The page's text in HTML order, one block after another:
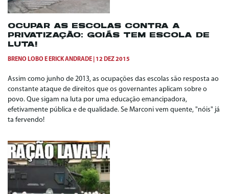
OCUPAR AS ESCOLAS CONTRA A
PRIVATIZAÇÃO: GOIÁS TEM ESCOLA DE
LUTA!
BRENO LOBO E ERICK ANDRADE 12 DEZ 2015
Assim como junho de 2013, as ocupações das escolas são resposta ao
constante ataque de direitos que os governantes aplicam sobre o
povo. Que sigam na luta por uma educação emancipadora,
efetivamente pública e de qualidade. Se Marconi vem quente, "nóis" já
ta fervendo!